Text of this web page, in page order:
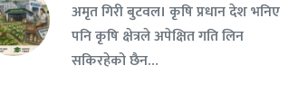
अमृत गिरी बुटवल। कृषि प्रधान देश भनिए
पनि कृषि क्षेत्रले अपेक्षित गति लिन
सकिरहेको छैन…